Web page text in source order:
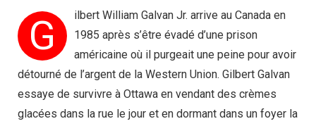
G
ilbert William Galvan Jr. arrive au Canada en
1985 après s’être évadé d’une prison
américaine où il purgeait une peine pour avoir
détourné de l’argent de la Western Union. Gilbert Galvan
essaye de survivre à Ottawa en vendant des crèmes
glacées dans la rue le jour et en dormant dans un foyer la